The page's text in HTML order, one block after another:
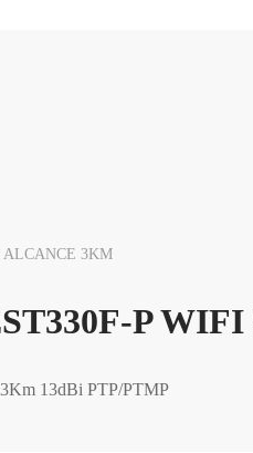
ALCANCE 3KM
P
13dBi PTP/PTMP